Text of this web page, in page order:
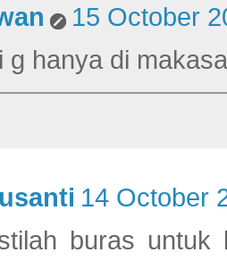
15 October
g hanya di
14 October
buras